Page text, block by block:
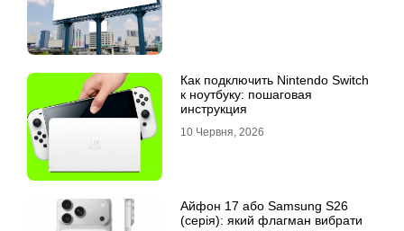
Как подключить Nintendo Switch
к ноутбуку: пошаговая
инструкция
10 Червня, 2026
Айфон 17 або Samsung S26
(серія): який флагман вибрати